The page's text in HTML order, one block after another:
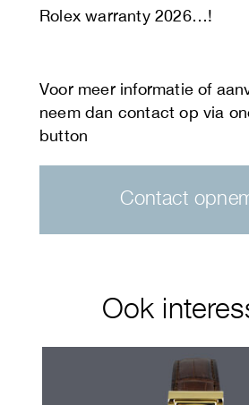
Rolex warranty 2026…!
Contact
Ook